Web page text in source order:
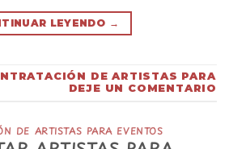
LEYENDO →
DE ARTISTAS PARA
DEJE UN COMENTARIO
DE ARTISTAS PARA EVENTOS